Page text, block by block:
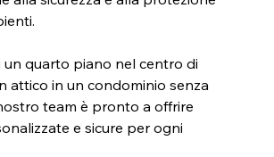
un quarto piano nel centro di
attico in un condominio senza
team è pronto a offrire
e sicure per ogni